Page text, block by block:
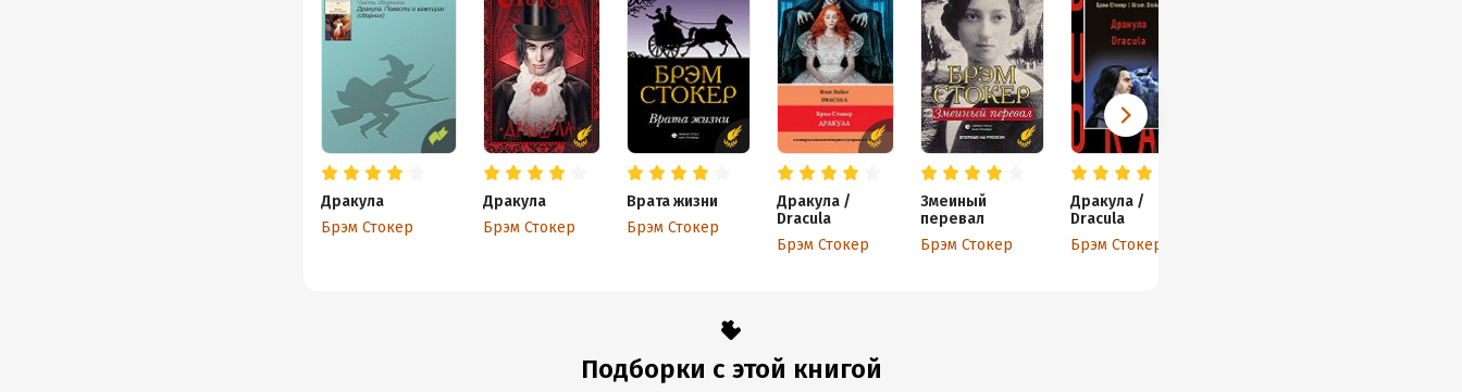
Дракула
Брэм Стокер
Дракула
Брэм Стокер
Врата жизни
Брэм Стокер
Дракула /
Dracula
Брэм Стокер
Змеиный
перевал
Брэм Стокер
Дракула /
Dracula
Брэм Стокер
Подборки с этой книгой